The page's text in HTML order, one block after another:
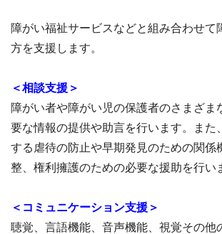
障がい福祉サービスなどと組み合わせて
方を支援します。
＜相談支援＞
障がい者や障がい児の保護者のさまざま
要な情報の提供や助言を行います。また
する虐待の防止や早期発見のための関係
整、権利擁護のための必要な援助を行い
＜コミュニケーション支援＞
聴覚、言語機能、音声機能、視覚その他